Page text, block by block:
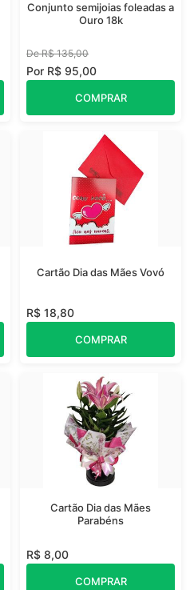
Conjunto semijoias foleadas a
Ouro 18k
De R$ 135,00
Por R$ 95,00
COMPRAR
Cartão Dia das Mães Vovó
R$ 18,80
COMPRAR
Cartão Dia das Mães
Parabéns
R$ 8,00
COMPRAR